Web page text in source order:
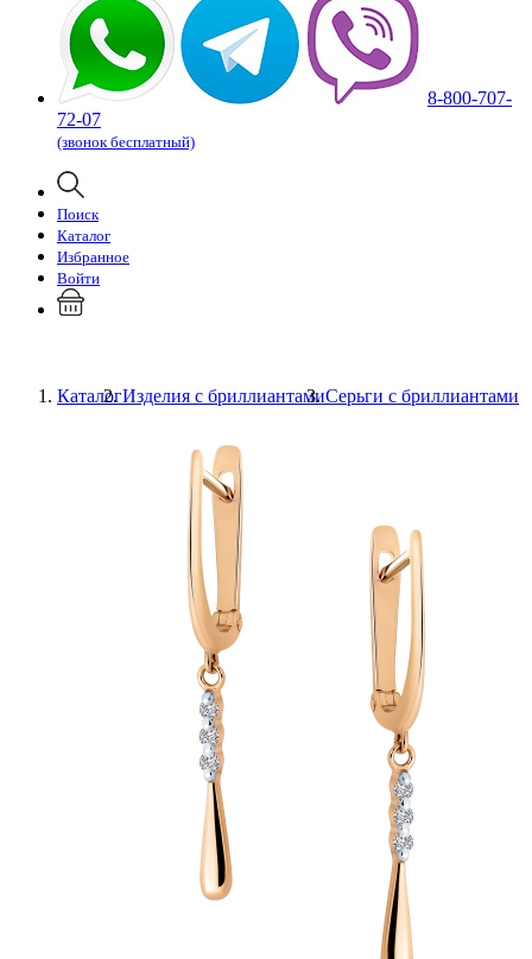
8-800-707-
72-07
(звонок бесплатный)
Поиск
Каталог
Избранное
Войти
КаталогИзделия с бриллиантамиСерьги с бриллиантами